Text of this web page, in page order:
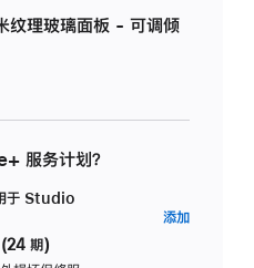
理玻璃面板 - 可调倾
服务计划？
于 Studio
期)
添加